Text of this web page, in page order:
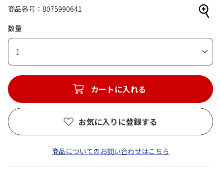
商品番号
8075990641
数量
1
カートに入れる
お気に入りに登録する
商品についてのお問い合わせはこちら